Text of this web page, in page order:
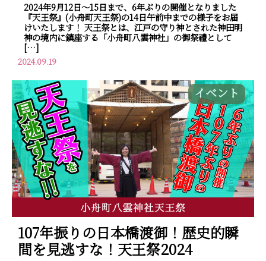
2024年9月12日～15日まで、6年ぶりの開催となりました
『天王祭』(小舟町天王祭)の14日午前中までの様子をお届
けいたします！ 天王祭とは、江戸の守り神とされた神田明
神の境内に鎮座する「小舟町八雲神社」の御祭禮として
[…]
2024.09.19
イベント
107年振りの日本橋渡御！歴史的瞬
間を見逃すな！天王祭2024